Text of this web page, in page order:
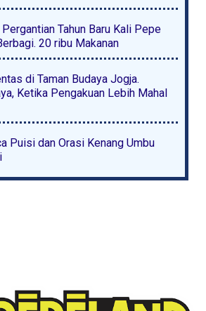
Tahun Baru Kali Pepe
20 ribu Makanan
di Taman Budaya Jogja.
Ketika Pengakuan Lebih Mahal
Puisi dan Orasi Kenang Umbu